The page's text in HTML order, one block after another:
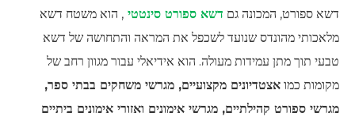
דשא ספורט, המכונה גם דשא ספורט סינטטי , הוא משטח דשא
מלאכותי מהונדס שנועד לשכפל את המראה והתחושה של דשא
טבעי תוך מתן עמידות מעולה. הוא אידיאלי עבור מגוון רחב של
מקומות כמו אצטדיונים מקצועיים, מגרשי משחקים בבתי ספר,
מגרשי ספורט קהילתיים, מגרשי אימונים ואזורי אימונים ביתיים